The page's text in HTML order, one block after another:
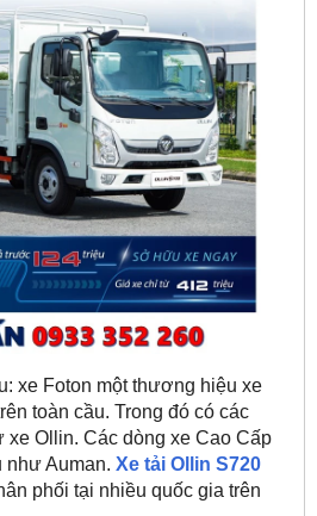
xe Foton một thương hiệu xe
toàn cầu. Trong đó có các
xe Ollin. Các dòng xe Cao Cấp
như Auman. Xe tải Ollin S720
phối tại nhiều quốc gia trên